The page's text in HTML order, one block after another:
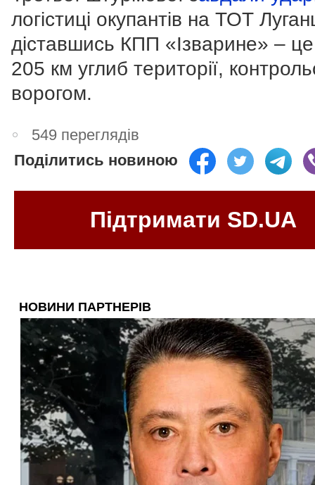
логістиці окупантів на ТОТ
діставшись КПП «Ізварине» –
205 км углиб території,
ворогом.
549 переглядів
Поділитись новиною
Підтримати SD.UA